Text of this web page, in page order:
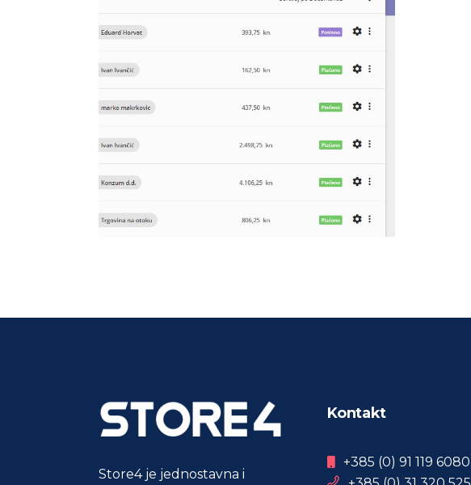
Store4 je jednostavna i
Kontakt
+385 (0) 91 119 6080